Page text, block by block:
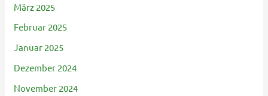
März 2025
Februar 2025
Januar 2025
Dezember 2024
November 2024